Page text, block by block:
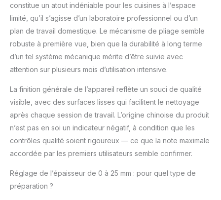
aux boulangers
débutants comme
simplifie la préparation
de pâtes maison. ▶ 【
PEU ENCOMBRANT ET
PERSONNALISABLE 】
pliable se plie
facilement et le tapis
roulant se range de
manière compacte.
Montage/démontage
rapide en 10 secondes.
Il dispose également
d'épaisseur (0-25 mm)
constitue un atout indéniable pour les cuisines à l’espace
limité, qu’il s’agisse d’un laboratoire professionnel ou d’un
plan de travail domestique. Le mécanisme de pliage semble
robuste à première vue, bien que la durabilité à long terme
d’un tel système mécanique mérite d’être suivie avec
attention sur plusieurs mois d’utilisation intensive.
La finition générale de l’appareil reflète un souci de qualité
visible, avec des surfaces lisses qui facilitent le nettoyage
après chaque session de travail. L’origine chinoise du produit
n’est pas en soi un indicateur négatif, à condition que les
contrôles qualité soient rigoureux — ce que la note maximale
accordée par les premiers utilisateurs semble confirmer.
Réglage de l’épaisseur de 0 à 25 mm : pour quel type de
préparation ?